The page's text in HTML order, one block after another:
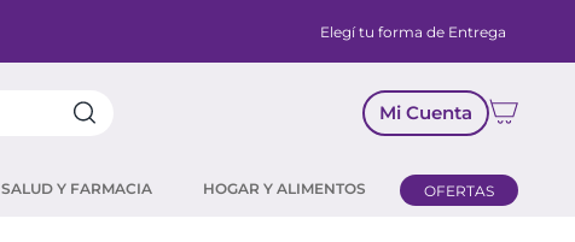
Elegí tu forma de Entrega
Mi Cuenta
SALUD Y FARMACIA HOGAR Y ALIMENTOS OFERTAS